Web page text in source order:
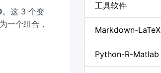
。这 3 个变
一个组合，
工具软件
Markdown-LaTeX
Python-R-Matlab